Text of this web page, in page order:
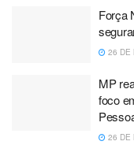
Força
26 DE
MP
foco
26 DE